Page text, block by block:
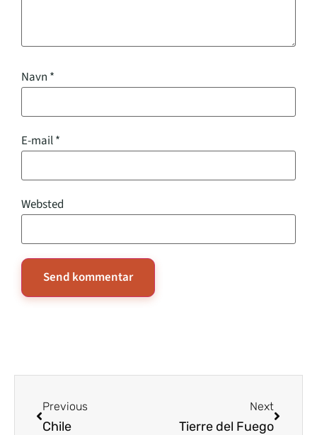
Navn *
E-mail*
Websted
Previous
Chile
Next
Tierre del Fuego